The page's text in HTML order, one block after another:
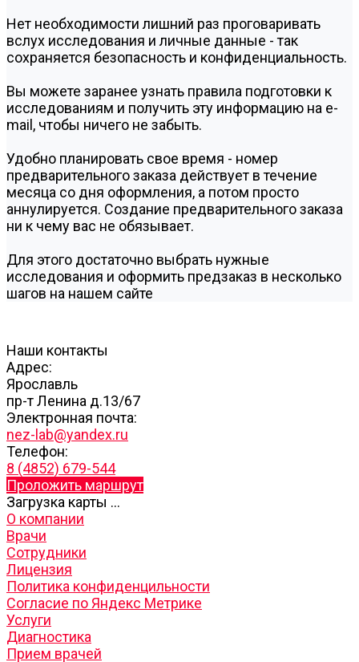
Нет необходимости лишний раз проговаривать
вслух исследования и личные данные - так
сохраняется безопасность и конфиденциальность.
Вы можете заранее узнать правила подготовки к
исследованиям и получить эту информацию на e-
mail, чтобы ничего не забыть.
Удобно планировать свое время - номер
предварительного заказа действует в течение
месяца со дня оформления, а потом просто
аннулируется. Создание предварительного заказа
ни к чему вас не обязывает.
Для этого достаточно выбрать нужные
исследования и оформить предзаказ в несколько
шагов на нашем сайте
Наши контакты
Адрес:
Ярославль
пр-т Ленина д.13/67
Электронная почта:
nez-lab@yandex.ru
Телефон:
8 (4852) 679-544
Проложить маршрут
Загрузка карты ...
О компании
Врачи
Сотрудники
Лицензия
Политика конфиденцильности
Согласие по Яндекс Метрике
Услуги
Диагностика
Прием врачей